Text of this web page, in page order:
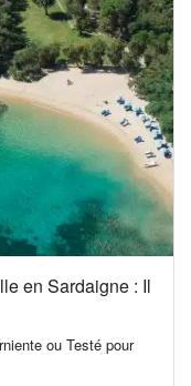
en Sardaigne : Il
ou Testé pour